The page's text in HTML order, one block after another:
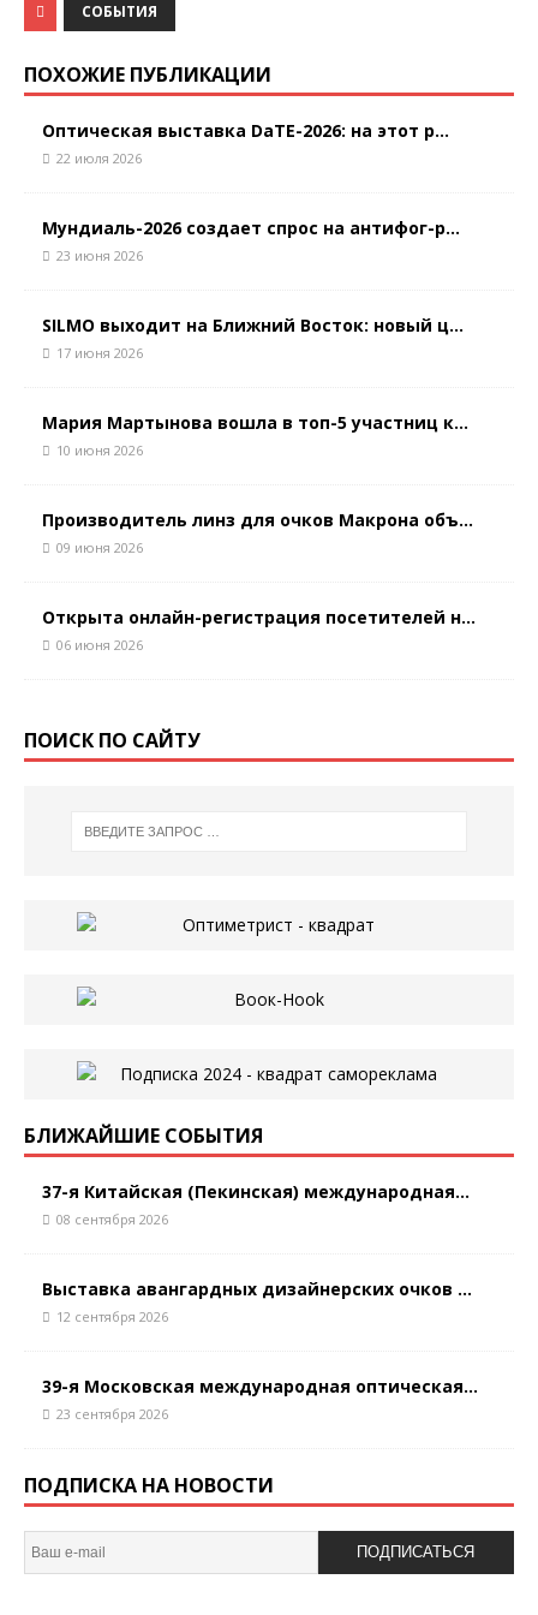
СОБЫТИЯ
ПОХОЖИЕ ПУБЛИКАЦИИ
Оптическая выставка DaTE-2026: на этот р...
22 июля 2026
Мундиаль-2026 создает спрос на антифог-р...
23 июня 2026
SILMO выходит на Ближний Восток: новый ц...
17 июня 2026
Мария Мартынова вошла в топ-5 участниц к...
10 июня 2026
Производитель линз для очков Макрона объ...
09 июня 2026
Открыта онлайн-регистрация посетителей н...
06 июня 2026
ПОИСК ПО САЙТУ
БЛИЖАЙШИЕ СОБЫТИЯ
37-я Китайская (Пекинская) международная...
08 сентября 2026
Выставка авангардных дизайнерских очков ...
12 сентября 2026
39-я Московская международная оптическая...
23 сентября 2026
ПОДПИСКА НА НОВОСТИ
ПОДПИСАТЬСЯ